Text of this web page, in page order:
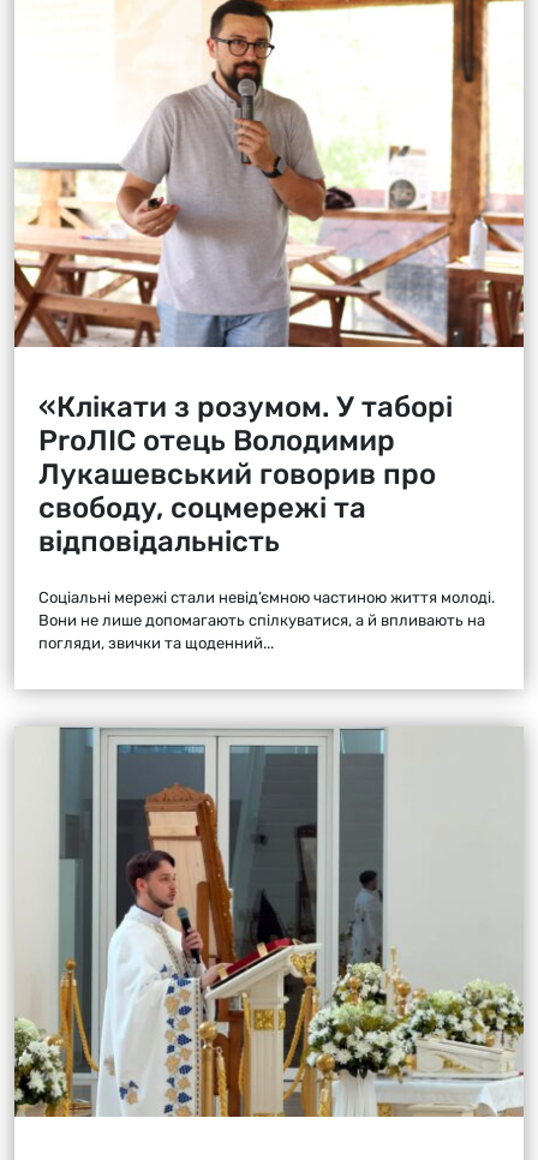
«Клікати з розумом. У таборі
ProЛІС отець Володимир
Лукашевський говорив про
свободу, соцмережі та
відповідальність
Соціальні мережі стали невід’ємною частиною життя молоді.
Вони не лише допомагають спілкуватися, а й впливають на
погляди, звички та щоденний...